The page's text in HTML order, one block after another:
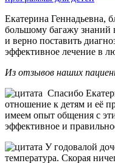
Екатерина Геннадьевна,
большому багажу знаний
и верно поставить
эффективное лечение в
Из отзывов наших
Спасибо
отношение к детям и её
имеем опыт общения с
эффективное и
У годовалой
температура. Скорая